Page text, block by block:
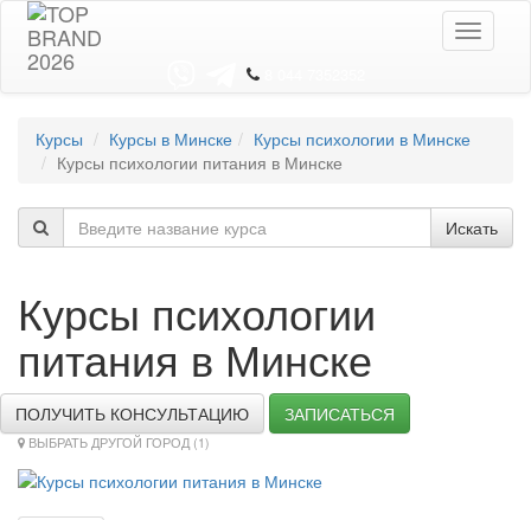
Toggle
Курсы Курсы в Минске
Курсы психологии в Минске
Курсы психологии питания в Минске
Искать
Курсы психологии
питания в Минске
ПОЛУЧИТЬ КОНСУЛЬТАЦИЮ ЗАПИСАТЬСЯ
ВЫБРАТЬ ДРУГОЙ ГОРОД (1)